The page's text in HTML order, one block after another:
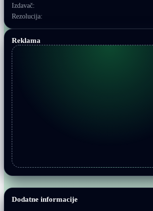
Dodatne informacije
Izdavač:
Rezolucija:
Reklama